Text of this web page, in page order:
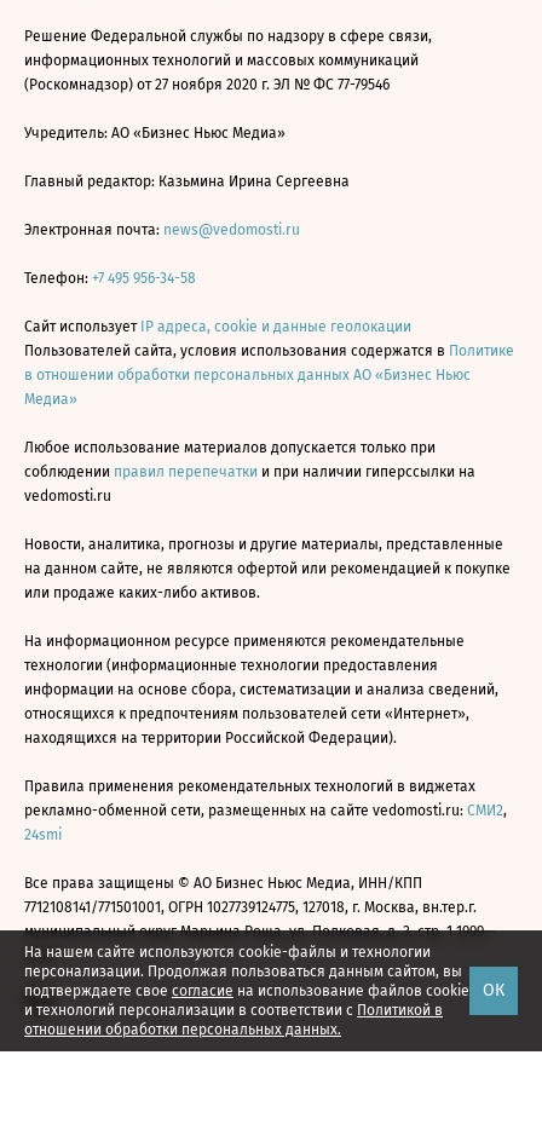
На нашем сайте используются cookie-файлы и технологии
персонализации. Продолжая пользоваться данным сайтом, вы
подтверждаете свое согласие на использование файлов cookie
и технологий персонализации в соответствии с Политикой в
отношении обработки персональных данных.
ОК
Решение Федеральной службы по надзору в сфере связи,
информационных технологий и массовых коммуникаций
(Роскомнадзор) от 27 ноября 2020 г. ЭЛ № ФС 77-79546
Учредитель: АО «Бизнес Ньюс Медиа»
Главный редактор: Казьмина Ирина Сергеевна
Электронная почта: news@vedomosti.ru
Телефон: +7 495 956-34-58
Сайт использует IP адреса, cookie и данные геолокации
Пользователей сайта, условия использования содержатся в Политике
в отношении обработки персональных данных АО «Бизнес Ньюс
Медиа»
Любое использование материалов допускается только при
соблюдении правил перепечатки и при наличии гиперссылки на
vedomosti.ru
Новости, аналитика, прогнозы и другие материалы, представленные
на данном сайте, не являются офертой или рекомендацией к покупке
или продаже каких-либо активов.
На информационном ресурсе применяются рекомендательные
технологии (информационные технологии предоставления
информации на основе сбора, систематизации и анализа сведений,
относящихся к предпочтениям пользователей сети «Интернет»,
находящихся на территории Российской Федерации).
Правила применения рекомендательных технологий в виджетах
рекламно-обменной сети, размещенных на сайте vedomosti.ru: СМИ2,
24smi
Все права защищены © АО Бизнес Ньюс Медиа, ИНН/КПП
7712108141/771501001, ОГРН 1027739124775, 127018, г. Москва, вн.тер.г.
муниципальный округ Марьина Роща, ул. Полковая, д. 3, стр. 1 1999—
2026